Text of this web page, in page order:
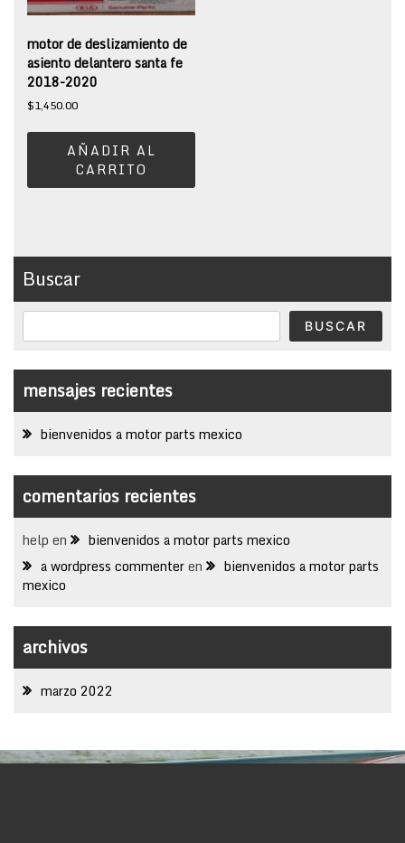
motor de deslizamiento de
asiento delantero santa fe
2018-2020
$1,450.00
AÑADIR AL
CARRITO
Buscar
BUSCAR
mensajes recientes
bienvenidos a motor parts mexico
comentarios recientes
help en
bienvenidos a motor parts mexico
a wordpress commenteren
bienvenidos a motor parts
mexico
archivos
marzo 2022